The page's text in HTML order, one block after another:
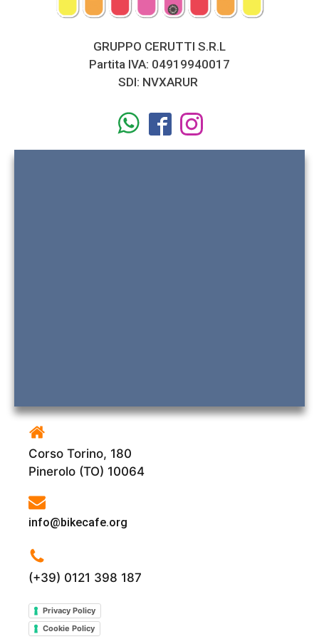
GRUPPO CERUTTI S.R.L
Partita IVA: 04919940017
SDI: NVXARUR
Corso Torino, 180
Pinerolo (TO) 10064
info@bikecafe.org
(+39) 0121 398 187
Privacy Policy
Cookie Policy